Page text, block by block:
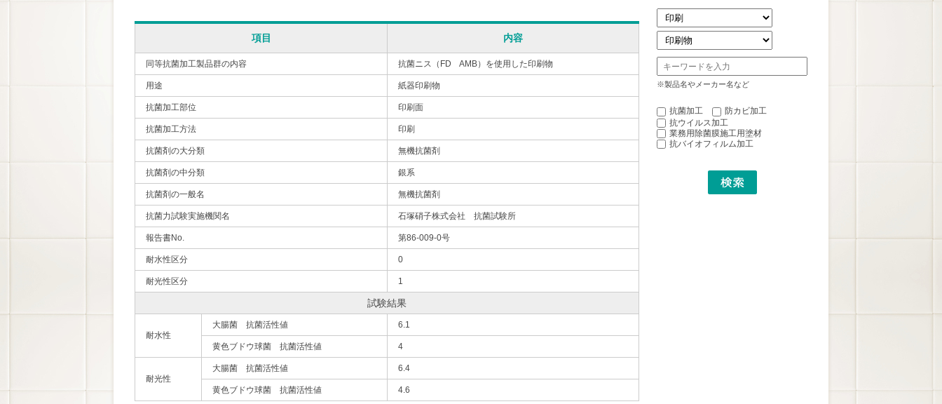
項目 内容
同等抗菌加工製品群の内容 抗菌ニス（FD AMB）を使用した印刷物
用途 紙器印刷物
抗菌加工部位 印刷面
抗菌加工方法 印刷
抗菌剤の大分類 無機抗菌剤
抗菌剤の中分類 銀系
抗菌剤の一般名 無機抗菌剤
抗菌力試験実施機関名 石塚硝子株式会社 抗菌試験所
報告書No. 第86-009-0号
耐水性区分 0
耐光性区分 1
試験結果
耐水性
大腸菌 抗菌活性値 6.1
黄色ブドウ球菌 抗菌活性値 4
耐光性
大腸菌 抗菌活性値 6.4
黄色ブドウ球菌 抗菌活性値 4.6
※製品名やメーカー名など
抗菌加工
防カビ加工
抗ウイルス加工
業務用除菌膜施工用塗材
抗バイオフィルム加工